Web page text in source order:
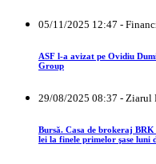
05/11/2025 12:47 -
ASF l-a avizat pe Ovidiu
Group
29/08/2025 08:37 - Ziarul
Bursă. Casa de brokeraj
lei la finele primelor şase luni